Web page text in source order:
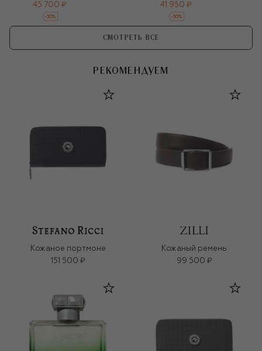
45 700 ₽
-30%
41 950 ₽
-30%
СМОТРЕТЬ ВСЕ
РЕКОМЕНДУЕМ
Кожаное портмоне
151 500 ₽
Кожаный ремень
99 500 ₽